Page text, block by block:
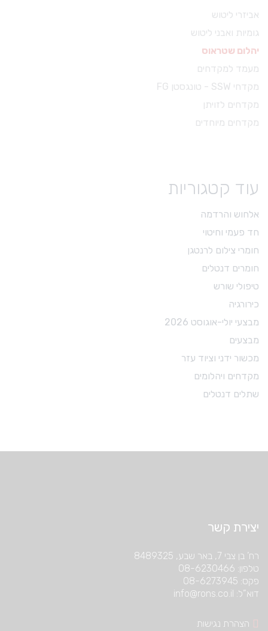
אביזרי ליטוש
גומיות ואבני ליטוש
יהלום שטראוס
מעמד למקדחים
מקדחי SSW - טונגסטן FG
מקדחים לזויתן
מקדחים מיוחדים
עוד קטגוריות
אלחוש והרדמה
חד פעמי וחיטוי
חומרי צילום לרנטגן
חומרים דנטלים
טיפולי שורש
כירורגיה
מבצעי יולי-אוגוסט 2026
מבצעים
מכשור ידני וציוד עזר
מקדחים ויהלומים
שתלים דנטלים
יצירת קשר
רח’ בן צבי 7, באר שבע, 8489325
טלפון: 08-6230466
פקס: 08-6273945
דוא”ל: info@rons.co.il
הצהרת נגישות